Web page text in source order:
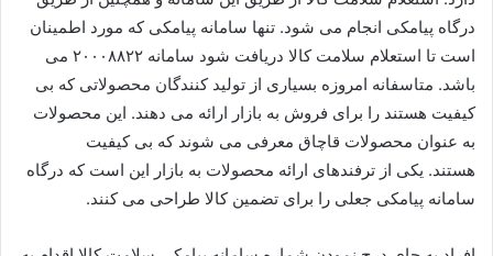
درگاه پیامکی انجام می‌ شود. تنها سامانه پیامکی که مورد اطمینان
است تا استعلام سلامت کالا دریافت شود سامانه ۲۰۰۰۸۸۲۲ می
‌باشد. متاسفانه امروزه بسیاری از تولید کنندگان محصولاتی که بی‌
کیفیت هستند را برای فروش به بازار ارائه می‌ دهند. این محصولات
به عنوان محصولات قاچاق معرفی می‌ شوند که بی‌ کیفیت
هستند. یکی از ترفندهای ارائه محصولات به بازار این است که درگاه
سامانه پیامکی جعلی را برای تضمین کالا طراحی می‌ کنند.